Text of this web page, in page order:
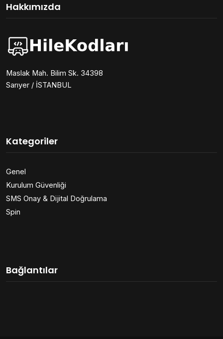
Hakkımızda
Maslak Mah. Bilim Sk. 34398
Sarıyer / İSTANBUL
Kategoriler
Genel
Kurulum Güvenliği
SMS Onay & Dijital Doğrulama
Spin
Bağlantılar